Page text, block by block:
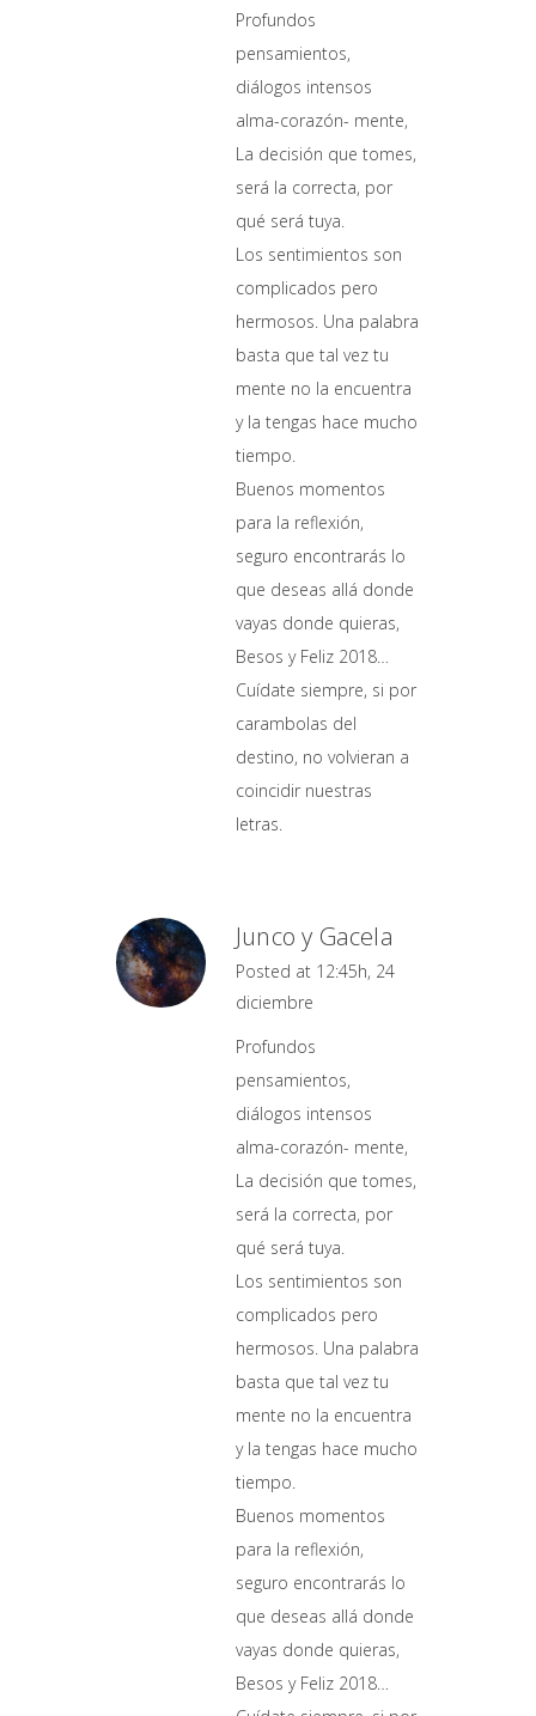
Profundos
pensamientos,
diálogos intensos
alma-corazón- mente,
La decisión que tomes,
será la correcta, por
qué será tuya.
Los sentimientos son
complicados pero
hermosos. Una palabra
basta que tal vez tu
mente no la encuentra
y la tengas hace mucho
tiempo.
Buenos momentos
para la reflexión,
seguro encontrarás lo
que deseas allá donde
vayas donde quieras,
Besos y Feliz 2018…
Cuídate siempre, si por
carambolas del
destino, no volvieran a
coincidir nuestras
letras.
Junco y Gacela
Posted at 12:45h, 24
diciembre
Profundos
pensamientos,
diálogos intensos
alma-corazón- mente,
La decisión que tomes,
será la correcta, por
qué será tuya.
Los sentimientos son
complicados pero
hermosos. Una palabra
basta que tal vez tu
mente no la encuentra
y la tengas hace mucho
tiempo.
Buenos momentos
para la reflexión,
seguro encontrarás lo
que deseas allá donde
vayas donde quieras,
Besos y Feliz 2018…